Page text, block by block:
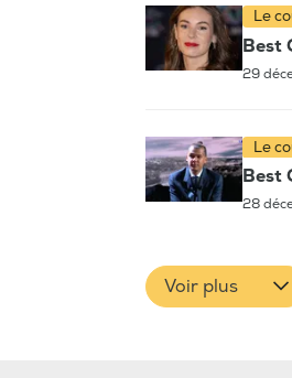
Le
Best
29
Le
Best
28
Voir plus